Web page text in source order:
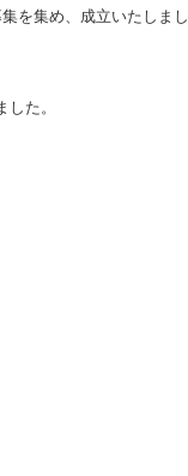
を集め、成立いたしま
た。